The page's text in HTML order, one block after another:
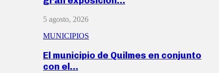
5 agosto, 2026
MUNICIPIOS
El municipio de Quilmes en conjunto
con el…